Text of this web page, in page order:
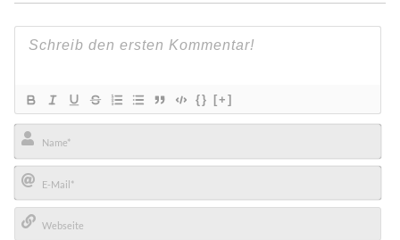
{} [+]
Name*
E-
Mail*